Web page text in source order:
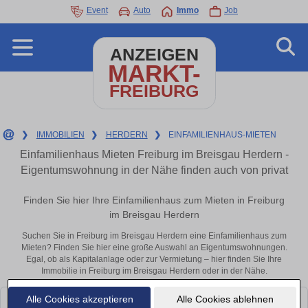
Alle Cookies akzeptieren Alle Cookies ablehnen
Event Auto Immo Job
ANZEIGEN
MARKT-
FREIBURG
❯ IMMOBILIEN ❯ HERDERN ❯ EINFAMILIENHAUS-MIETEN
Einfamilienhaus Mieten Freiburg im Breisgau Herdern -
Eigentumswohnung in der Nähe finden auch von privat
Finden Sie hier Ihre Einfamilienhaus zum Mieten in Freiburg
im Breisgau Herdern
Suchen Sie in Freiburg im Breisgau Herdern eine Einfamilienhaus zum
Mieten? Finden Sie hier eine große Auswahl an Eigentumswohnungen.
Egal, ob als Kapitalanlage oder zur Vermietung – hier finden Sie Ihre
Immobilie in Freiburg im Breisgau Herdern oder in der Nähe.
Leider konnten wir derzeit keine passenden Objekte finden. Schauen Sie